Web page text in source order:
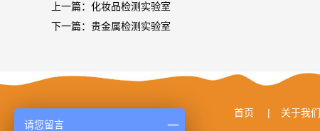
上一篇： 化妆品检测实验室
下一篇： 贵金属检测实验室
首页 | 关于我们
请您留言